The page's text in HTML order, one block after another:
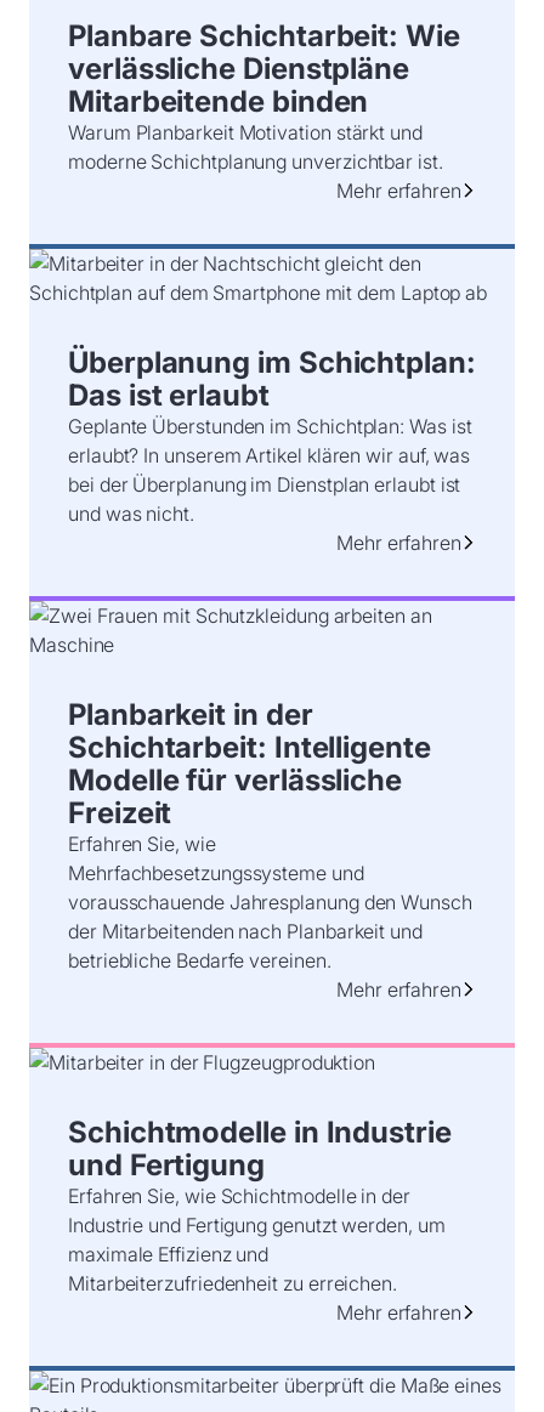
Planbare Schichtarbeit: Wie
verlässliche Dienstpläne
Mitarbeitende binden
Warum Planbarkeit Motivation stärkt und
moderne Schichtplanung unverzichtbar ist.
Mehr erfahren
Überplanung im Schichtplan:
Das ist erlaubt
Geplante Überstunden im Schichtplan: Was ist
erlaubt? In unserem Artikel klären wir auf, was
bei der Überplanung im Dienstplan erlaubt ist
und was nicht.
Mehr erfahren
Planbarkeit in der
Schichtarbeit: Intelligente
Modelle für verlässliche
Freizeit
Erfahren Sie, wie
Mehrfachbesetzungssysteme und
vorausschauende Jahresplanung den Wunsch
der Mitarbeitenden nach Planbarkeit und
betriebliche Bedarfe vereinen.
Mehr erfahren
Schichtmodelle in Industrie
und Fertigung
Erfahren Sie, wie Schichtmodelle in der
Industrie und Fertigung genutzt werden, um
maximale Effizienz und
Mitarbeiterzufriedenheit zu erreichen.
Mehr erfahren